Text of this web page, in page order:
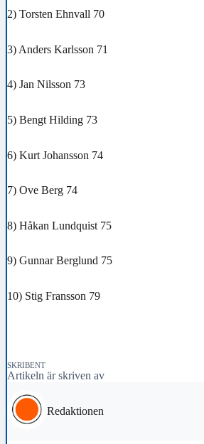
2) Torsten Ehnvall 70
3) Anders Karlsson 71
4) Jan Nilsson 73
5) Bengt Hilding 73
6) Kurt Johansson 74
7) Ove Berg 74
8) Håkan Lundquist 75
9) Gunnar Berglund 75
10) Stig Fransson 79
SKRIBENT
Artikeln är skriven av
Redaktionen